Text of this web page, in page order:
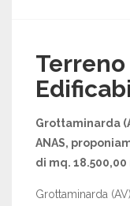
Terreno
Grottaminarda
ANAS,
di mq.
Grottaminarda